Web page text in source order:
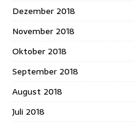
Dezember 2018
November 2018
Oktober 2018
September 2018
August 2018
Juli 2018